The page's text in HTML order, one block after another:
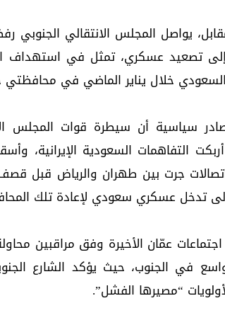
يواصل المجلس الانتقالي
تصعيد عسكري، تمثل في استهداف
السعودي خلال يناير الماضي في
سياسية أن سيطرة قوات المجلس
التفاهمات السعودية الإيرانية،
جرت بين طهران والرياض قبل
تدخل عسكري سعودي لإعادة تلك
عمّان الأخيرة وفق مراقبين
في الجنوب، حيث يؤكد الشارع
“مصيرها الفشل”.